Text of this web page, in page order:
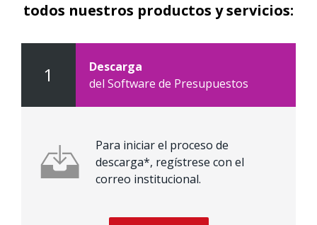
todos nuestros productos y servicios:
1
Descarga
del Software de Presupuestos
Para iniciar el proceso de
descarga*, regístrese con el
correo institucional.